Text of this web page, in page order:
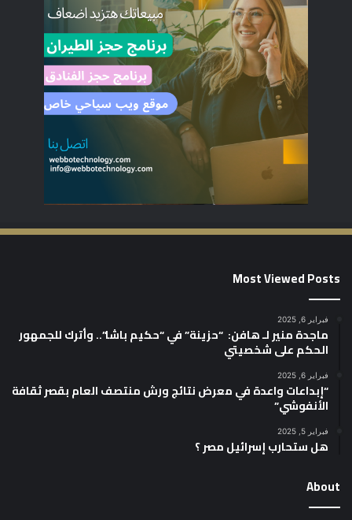
Most Viewed Posts
فبراير 6, 2025
ماجدة منير لـ هافن: “حزينة” في “حكيم باشا”.. وأترك للجمهور
الحكم على شخصيتي
فبراير 6, 2025
“إبداعات واعدة في معرض نتائج ورش منتصف العام بقصر ثقافة
الأنفوشي”
فبراير 5, 2025
هل ستحارب إسرائيل مصر ؟
About